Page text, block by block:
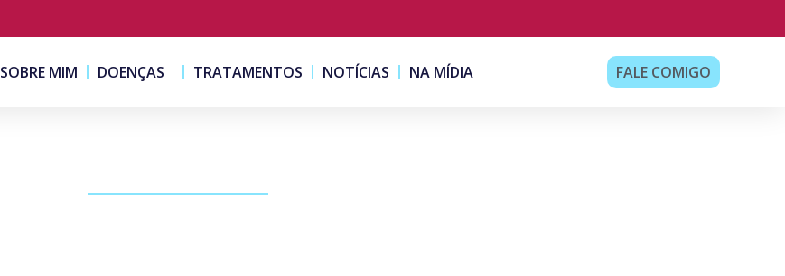
SOBRE MIM DOENÇAS TRATAMENTOS NOTÍCIAS NA MÍDIA FALE COMIGO